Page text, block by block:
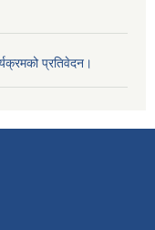
प्रतिवेदन।